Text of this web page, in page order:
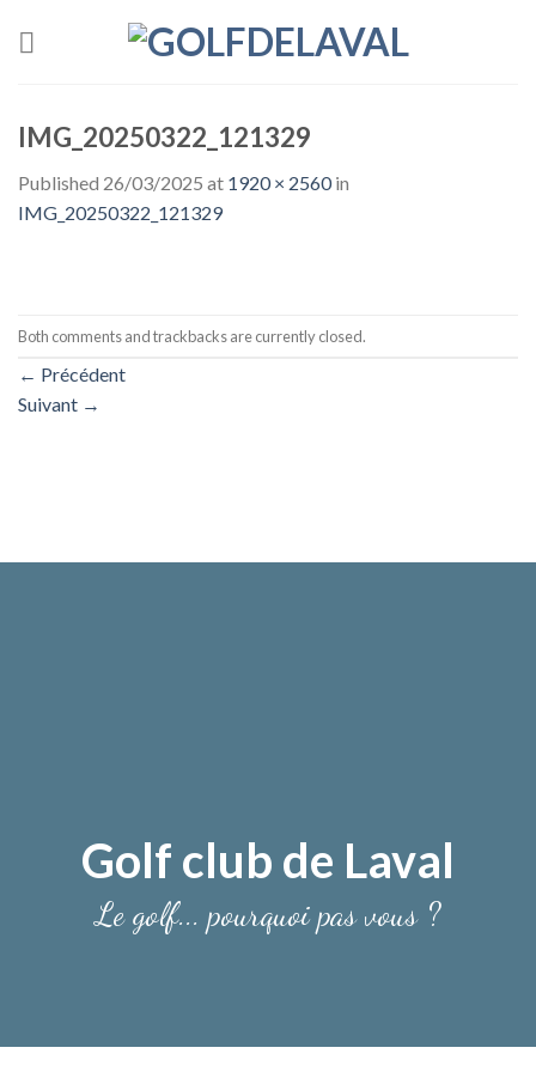
IMG_20250322_121329
Published 26/03/2025 at 1920 × 2560in
IMG_20250322_121329
Both comments and trackbacks are currently closed.
← Précédent
Suivant →
Golf club de Laval
Le golf... pourquoi pas vous ?